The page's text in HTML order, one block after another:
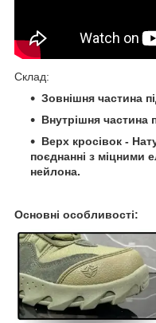
Склад:
Зовнішня частина
Внутрішня частина
Верх кросівок -
поєднанні з міцними
нейлона.
Основні особливості: